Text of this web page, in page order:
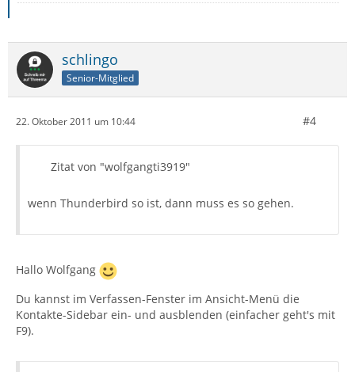
schlingo
Senior-Mitglied
22. Oktober 2011 um 10:44 #4
Zitat von "wolfgangti3919"
wenn Thunderbird so ist, dann muss es so gehen.
Hallo Wolfgang
Du kannst im Verfassen-Fenster im Ansicht-Menü die
Kontakte-Sidebar ein- und ausblenden (einfacher geht's mit
F9).